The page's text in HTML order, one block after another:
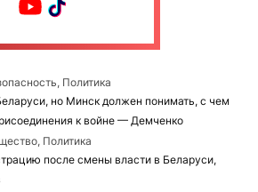
Политика
но Минск должен понимать, с чем
к войне — Демченко
Политика
после смены власти в Беларуси,